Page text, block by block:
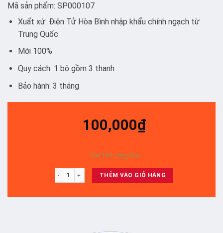
Mã sản phẩm: SP000107
Xuất xứ: Điện Tử Hòa Bình nhập khẩu chính ngạch từ
Trung Quốc
Mới 100%
Quy cách: 1 bộ gồm 3 thanh
Bảo hành: 3 tháng
100,000₫
Còn 194 trong kho
32R300c/ 32r402b - SET 3 THANH số lượng
THÊM VÀO GIỎ HÀNG